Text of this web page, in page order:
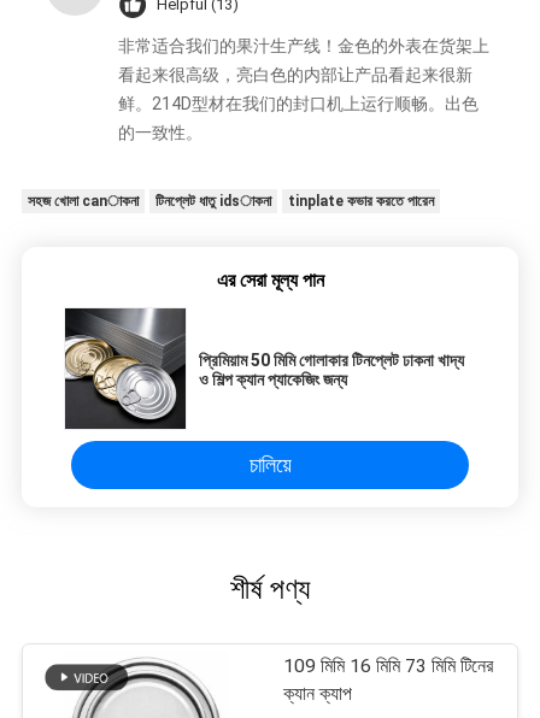
Helpful (13)
非常适合我们的果汁生产线！金色的外表在货架上
看起来很高级，亮白色的内部让产品看起来很新
鲜。214D型材在我们的封口机上运行顺畅。出色
的一致性。
সহজ খোলা canাকনা টিনপ্লেট ধাতু idsাকনা tinplate কভার করতে পারেন
এর সেরা মূল্য পান
প্রিমিয়াম 50 মিমি গোলাকার টিনপ্লেট ঢাকনা খাদ্য
ও শিল্প ক্যান প্যাকেজিং জন্য
চালিয়ে
শীর্ষ পণ্য
109 মিমি 16 মিমি 73 মিমি টিনের
ক্যান ক্যাপ